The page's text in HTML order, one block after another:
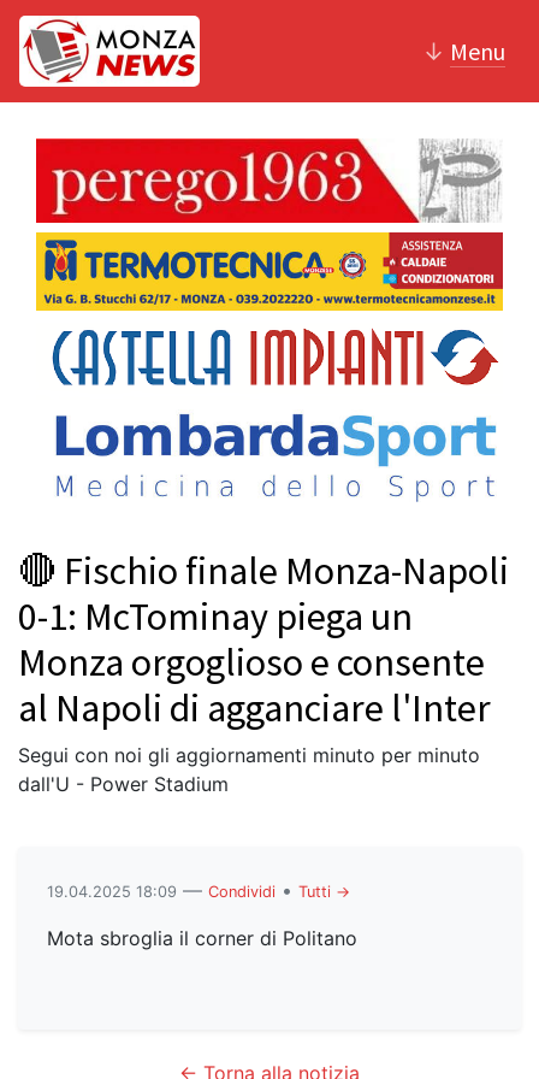
↓ Menu
🔴 Fischio finale Monza-Napoli
0-1: McTominay piega un
Monza orgoglioso e consente
al Napoli di agganciare l'Inter
Segui con noi gli aggiornamenti minuto per minuto
dall'U - Power Stadium
19.04.2025 18:09 — Condividi • Tutti →
Mota sbroglia il corner di Politano
← Torna alla notizia